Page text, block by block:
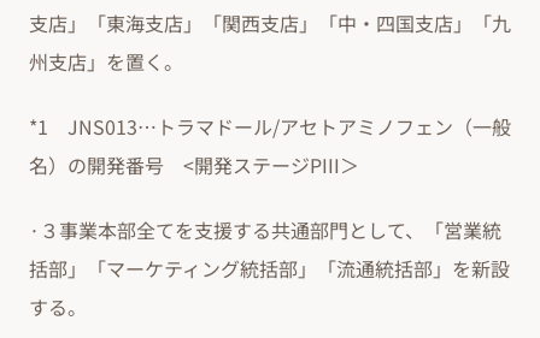
支店」「東海支店」「関西支店」「中・四国支店」「九
州支店」を置く。
*1 JNS013…トラマドール/アセトアミノフェン（一般
名）の開発番号 <開発ステージPIII＞
·３事業本部全てを支援する共通部門として、「営業統
括部」「マーケティング統括部」「流通統括部」を新設
する。